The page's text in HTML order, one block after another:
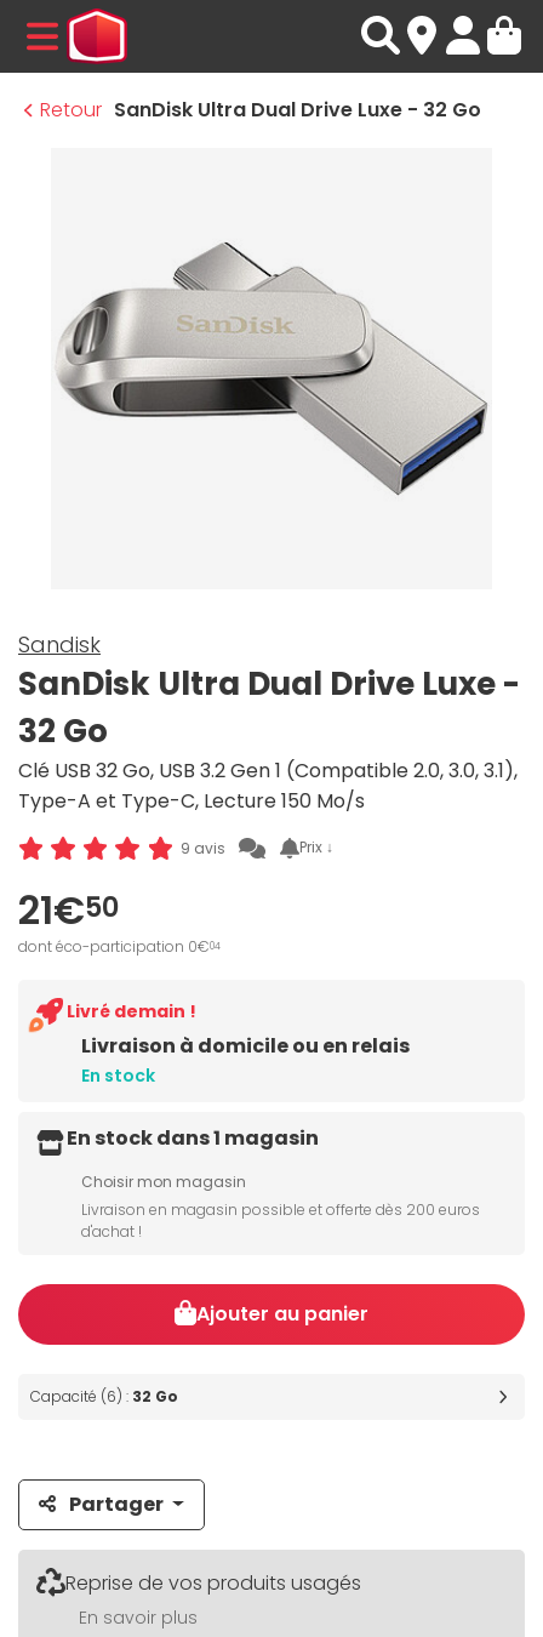
MENU
Retour SanDisk Ultra Dual Drive Luxe - 32 Go
Sandisk
SanDisk Ultra Dual Drive Luxe -
32 Go
Clé USB 32 Go, USB 3.2 Gen 1 (Compatible 2.0, 3.0, 3.1),
Type-A et Type-C, Lecture 150 Mo/s
9 avis Prix ↓
21€50
dont éco-participation 0€04
Livraison à domicile ou en relais
En stock
Livré demain !
En stock dans 1 magasin
Choisir mon magasin
Livraison en magasin possible et offerte dès 200 euros
d'achat !
Ajouter au panier
Capacité (6) : 32 Go
Partager
Reprise de vos produits usagés
En savoir plus